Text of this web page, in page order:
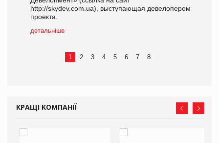
http://skydev.com.ua), выступающая девелопером
проекта.
детальніше
1 2 3 4 5 6 7 8
КРАЩІ КОМПАНІЇ